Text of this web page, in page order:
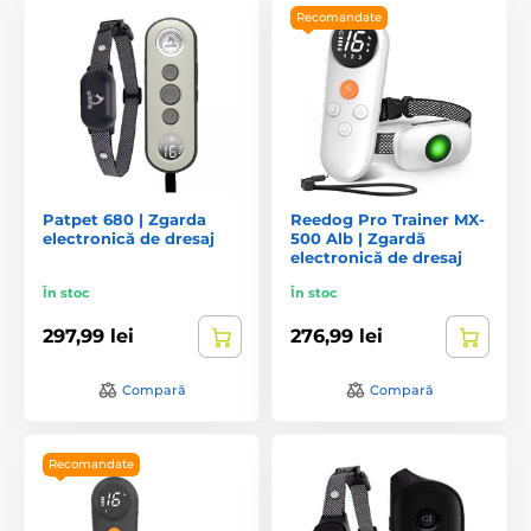
Patpet 680 | Zgarda
electronică de dresaj
În stoc
297,99 lei
Compară
Recomandate
Reedog Pro Trainer MX-
500 Alb | Zgardă
electronică de dresaj
În stoc
276,99 lei
Compară
Recomandate